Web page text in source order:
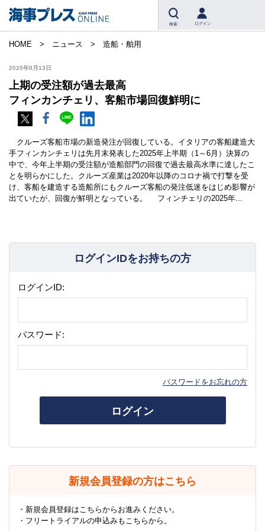
検索 ログイン
HOME ニュース 造船・舶用
2025年8月13日
上期の受注額が過去最高
フィンカンチェリ、客船市場回復鮮明に
クルーズ客船市場の新造発注が回復している。イタリアの客船建造大
手フィンカンチェリは先月末発表した2025年上半期（1～6月）決算の
中で、今年上半期の受注額が造船部門の回復で過去最高水準に達したこ
とを明らかにした。クルーズ産業は2020年以降のコロナ禍で打撃を受
け、客船を建造する造船所にもクルーズ客船の発注低迷をはじめ影響が
出ていたが、回復が鮮明となっている。 フィンチェリの2025年...
ログインIDをお持ちの方
ログインID:
パスワード:
パスワードをお忘れの方
ログイン
新規会員登録の方はこちら
・新規会員登録はこちらからお進みください。
・フリートライアルの申込みもこちらから。